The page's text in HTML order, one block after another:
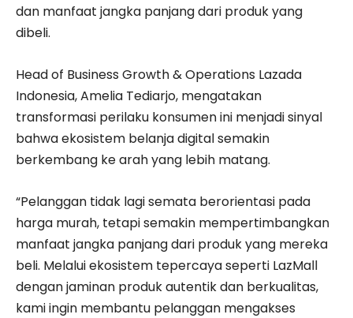
dan manfaat jangka panjang dari produk yang
dibeli.
Head of Business Growth & Operations Lazada
Indonesia, Amelia Tediarjo, mengatakan
transformasi perilaku konsumen ini menjadi sinyal
bahwa ekosistem belanja digital semakin
berkembang ke arah yang lebih matang.
“Pelanggan tidak lagi semata berorientasi pada
harga murah, tetapi semakin mempertimbangkan
manfaat jangka panjang dari produk yang mereka
beli. Melalui ekosistem tepercaya seperti LazMall
dengan jaminan produk autentik dan berkualitas,
kami ingin membantu pelanggan mengakses